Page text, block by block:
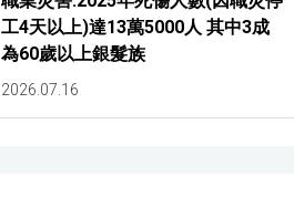
工4天以上)達13萬5000人 其中3成
為60歲以上銀髮族
2026.07.16